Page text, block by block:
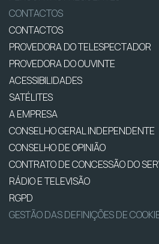
CONTACTOS
CONTACTOS
PROVEDORA DO TELESPECTADOR
PROVEDORA DO OUVINTE
ACESSIBILIDADES
SATÉLITES
A EMPRESA
CONSELHO GERAL INDEPENDENTE
CONSELHO DE OPINIÃO
CONTRATO DE CONCESSÃO DO
RÁDIO E TELEVISÃO
RGPD
GESTÃO DAS DEFINIÇÕES DE